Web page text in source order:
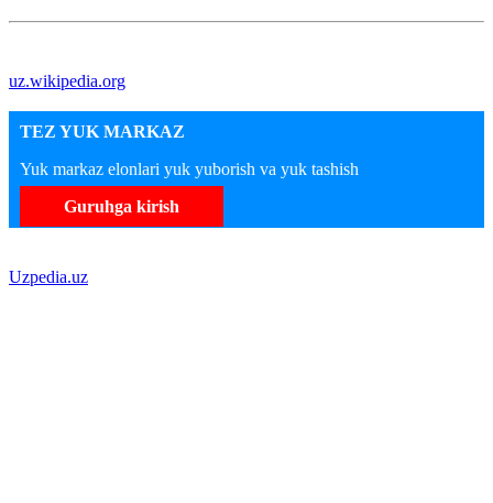
uz.wikipedia.org
TEZ YUK MARKAZ
Yuk markaz elonlari yuk yuborish va yuk tashish
Guruhga kirish
Uzpedia.uz